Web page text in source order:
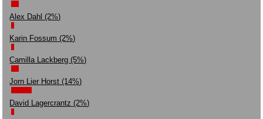
Alex Dahl (2%)
Karin Fossum (2%)
Camilla Lackberg (5%)
Jorn Lier Horst (14%)
David Lagercrantz (2%)